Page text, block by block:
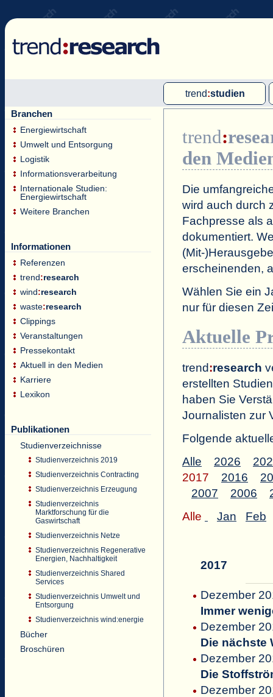
trend:studien
Single-Client-Studien
Internationale Markt Reports
Branchen
Energiewirtschaft
Umwelt und Entsorgung
Logistik
Informationsverarbeitung
Internationale Studien:
Energiewirtschaft
Weitere Branchen
Informationen
Referenzen
trend:research
wind:research
waste:research
Clippings
Veranstaltungen
Pressekontakt
Aktuell in den Medien
Karriere
Lexikon
Publikationen
Studienverzeichnisse
Studienverzeichnis 2019
Studienverzeichnis Contracting
Studienverzeichnis Erzeugung
Studienverzeichnis
Marktforschung für die
Gaswirtschaft
Studienverzeichnis Netze
Studienverzeichnis Regenerative
Energien, Nachhaltigkeit
Studienverzeichnis Shared
Services
Studienverzeichnis Umwelt und
Entsorgung
Studienverzeichnis wind:energie
Bücher
Broschüren
trend:
den
Die
wird auch durch
Fachpresse als
dokumentiert.
(Mit-
erscheinenden,
Wählen Sie ein
nur für diesen
Aktuelle
trend:research
erstellten
haben Sie
Journalisten zur
Folgende
Alle
2026
2017
2016
2007
2006
Alle
Jan Feb
2017
Dezember
Immer
Dezember
Die nächste
Dezember
Die
Dezember